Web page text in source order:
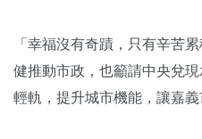
「幸福沒有奇蹟，只有辛苦
健推動市政，也籲請中央兌
輕軌，提升城市機能，讓嘉義